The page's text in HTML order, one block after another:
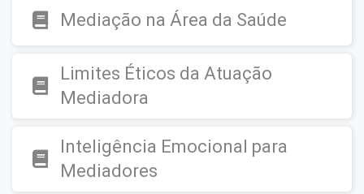
Mediação na Área da Saúde
Limites Éticos da Atuação
Mediadora
Inteligência Emocional para
Mediadores